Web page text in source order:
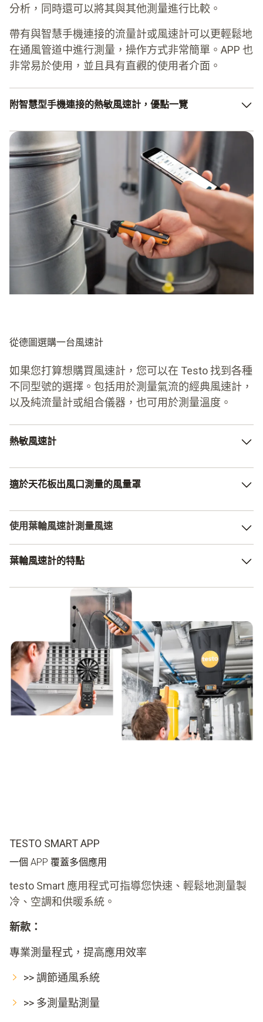
分析，同時還可以將其與其他測量進行比較。
帶有與智慧手機連接的流量計或風速計可以更輕鬆地
在通風管道中進行測量，操作方式非常簡單。APP 也
非常易於使用，並且具有直觀的使用者介面。
附智慧型手機連接的熱敏風速計，優點一覽
發送至App
直接在APP中分析數據
從德圖選購一台風速計
如果您打算想購買風速計，您可以在 Testo 找到各種
不同型號的選擇。包括用於測量氣流的經典風速計，
以及純流量計或組合儀器，也可用於測量溫度。
熱敏風速計
迅速。如果您想要輕鬆分析資料，您還可以選擇能與智慧手
適於天花板出風口測量的風量罩
然，風量罩的主要設計用途是讀取體積流量。 它是為天花
板出風口使用而開發的，能夠進行精確測量。
除了體積流量外，它還可以測量相對濕度和溫度。 因此，
與專門測量空氣流動的風速計配合使用，可以實現高效測
使用葉輪風速計測量風速
器還非常適合用於戶外風速測量。 因此，德圖提供的設計
擇測量空氣溫度和空氣速度。 您也可以計算不同參數。 並
且只需在風速計上輕觸按鈕即可完成。
葉輪風速計的特點
測量空氣溫度、空氣速度和濕度
可計算均值
TESTO SMART APP
一個 APP 覆蓋多個應用
testo Smart 應用程式可指導您快速、輕鬆地測量製
冷、空調和供暖系統。
新款：
專業測量程式，提高應用效率
>> 調節通風系統
>> 多測量點測量